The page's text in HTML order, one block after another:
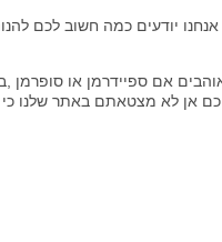
אנחנו יודעים כמה חשוב לכם
אם ספיידרמן או סופרמן
כם אן לא מצטאתם באתר שלנו